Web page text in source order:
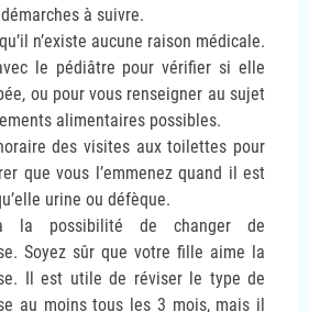
à suivre.
n’existe aucune raison médicale.
le pédiâtre pour vérifier si elle
ou pour vous renseigner au sujet
alimentaires possibles.
des visites aux toilettes pour
que vous l’emmenez quand il est
urine ou défèque.
la possibilité de changer de
Soyez sûr que votre fille aime la
Il est utile de réviser le type de
au moins tous les 3 mois, mais il